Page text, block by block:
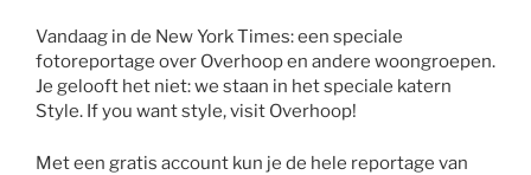
Vandaag in de New York Times: een speciale
fotoreportage over Overhoop en andere woongroepen.
Je gelooft het niet: we staan in het speciale katern
Style. If you want style, visit Overhoop!
Met een gratis account kun je de hele reportage van